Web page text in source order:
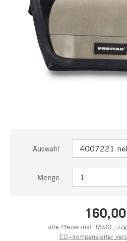
Auswahl
Menge
alle Preise inkl. MwSt.,
CO₂-kompensierter